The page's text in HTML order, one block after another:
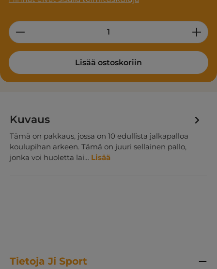
Product Quantity: Enter the desired
Lisää ostoskoriin
Kuvaus
Tämä on pakkaus, jossa on 10 edullista jalkapalloa
koulupihan arkeen. Tämä on juuri sellainen pallo,
jonka voi huoletta lai… Lisää
Tietoja Ji Sport